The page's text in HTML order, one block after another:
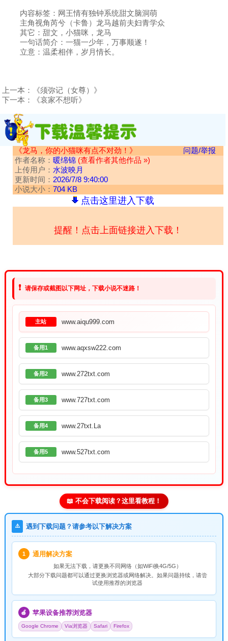
内容标签：网王情有独钟系统甜文脑洞萌
主角视角芮兮（卡鲁）龙马越前夫妇青学众
其它：甜文，小猫咪，龙马
一句话简介：一猫一少年，万事顺遂！
立意：温柔相伴，岁月情长。
上一本：
《须弥记（女尊）》
下一本：
《哀家不想听》
《龙马，你的小猫咪有点不对劲！》
问题/举报
作者名称： 暖绵锦 (查看作者其他作品 »)
上传用户： 水波映月
更新时间： 2026/7/8 9:40:00
小说大小： 704 KB
点击这里进入下载
提醒！点击上面链接进入下载！
❗ 请保存或截图以下网址，下载小说不迷路！
主站 www.aiqu999.com
备用1 www.aqxsw222.com
备用2 www.272txt.com
备用3 www.727txt.com
备用4 www.27txt.La
备用5 www.527txt.com
📖 不会下载阅读？这里看教程！
⚠️ 遇到下载问题？请参考以下解决方案
1 通用解决方案
如果无法下载，请更换不同网络（如WiFi换4G/5G）
大部分下载问题都可以通过更换浏览器或网络解决。如果问题持续，请尝
试使用推荐的浏览器
🍎 苹果设备推荐浏览器
Google Chrome Via浏览器 Safari Firefox